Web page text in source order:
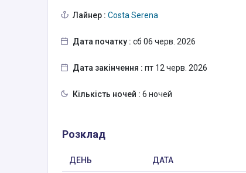
Лайнер : Costa Serena
Дата початку : сб 06 черв. 2026
Дата закінчення : пт 12 черв. 2026
Кількість ночей : 6 ночей
Розклад
ДЕНЬ ДАТА